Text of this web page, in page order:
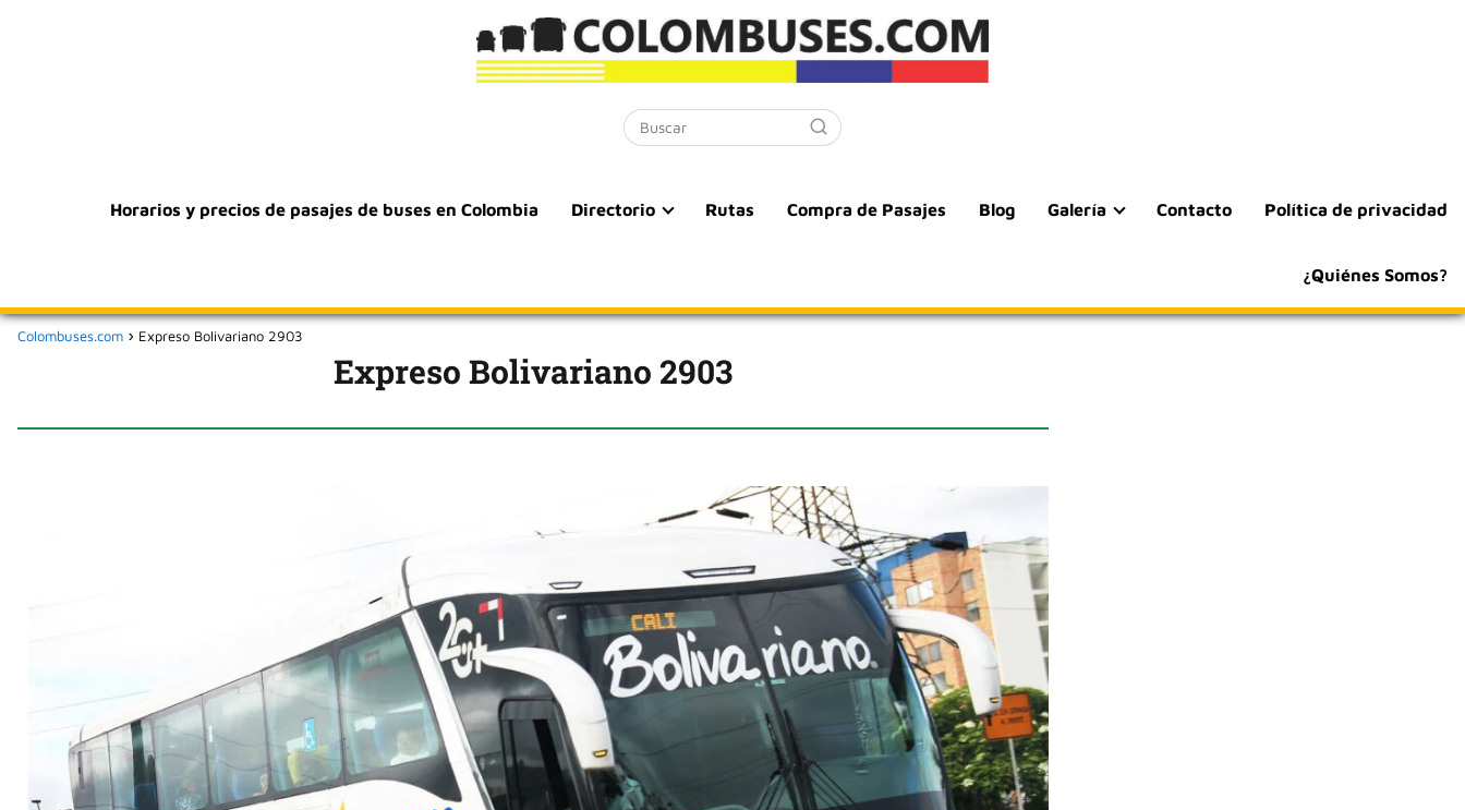
Horarios y precios de pasajes de buses en Colombia Directorio Rutas Compra de Pasajes Blog Galería Contacto Política de privacidad
¿Quiénes Somos?
Colombuses.com Expreso Bolivariano 2903
Expreso Bolivariano 2903